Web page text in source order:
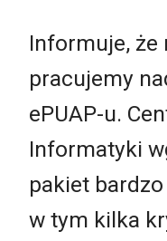
Informuje, że
pracujemy
ePUAP-u.
Informatyki
pakiet
w tym kilka